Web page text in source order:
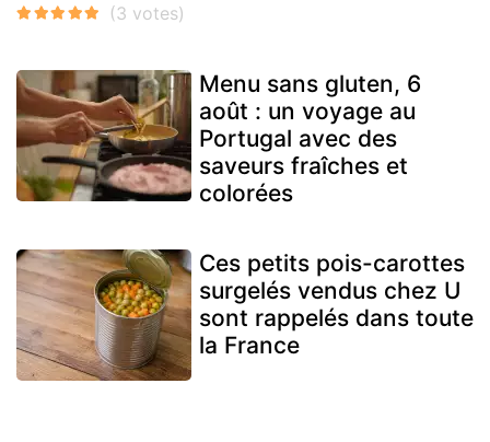
Menu sans gluten, 6
août : un voyage au
Portugal avec des
saveurs fraîches et
colorées
Ces petits pois-carottes
surgelés vendus chez U
sont rappelés dans toute
la France